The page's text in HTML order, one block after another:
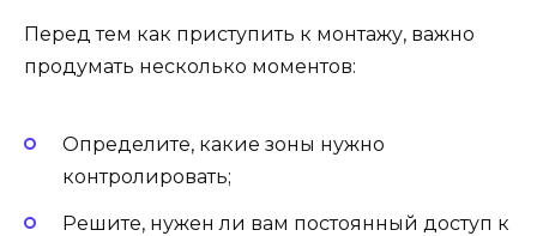
Перед тем как приступить к монтажу, важно
продумать несколько моментов:
Определите, какие зоны нужно
контролировать;
Решите, нужен ли вам постоянный доступ к